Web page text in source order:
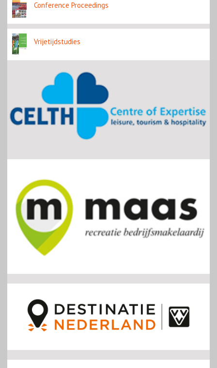
Conference Proceedings
Vrijetijdstudies